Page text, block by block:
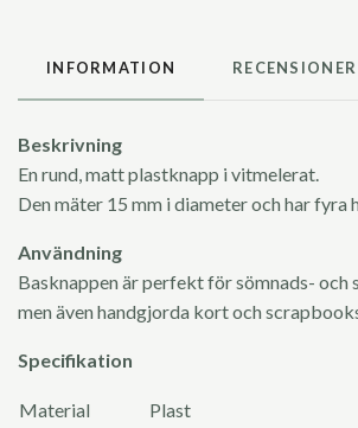
INFORMATION RECENSIONER
Beskrivning
En rund, matt plastknapp i vitmelerat.
Den mäter 15 mm i diameter och har fyra
Användning
Basknappen är perfekt för sömnads- och
men även handgjorda kort och
Specifikation
Material
Plast